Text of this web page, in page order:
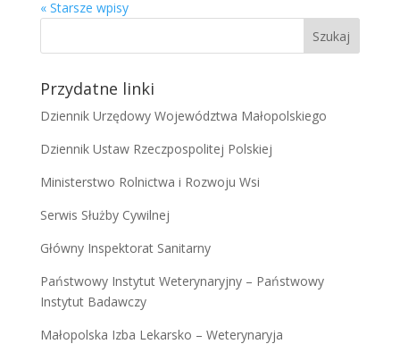
« Starsze wpisy
Przydatne linki
Dziennik Urzędowy Województwa Małopolskiego
Dziennik Ustaw Rzeczpospolitej Polskiej
Ministerstwo Rolnictwa i Rozwoju Wsi
Serwis Służby Cywilnej
Główny Inspektorat Sanitarny
Państwowy Instytut Weterynaryjny – Państwowy
Instytut Badawczy
Małopolska Izba Lekarsko – Weterynaryja